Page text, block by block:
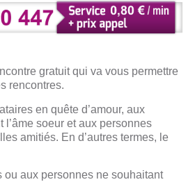
gratuit qui va vous permettre
rencontres.
en quête d’amour, aux
l’âme soeur et aux personnes
amitiés. En d’autres termes, le
ou aux personnes ne souhaitant